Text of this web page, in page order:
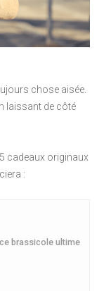
chose aisée.
laissant de côté
cadeaux originaux
:
brassicole ultime